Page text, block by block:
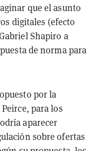
que el asunto
digitales (efecto
Shapiro a
de norma para
por la
para los
aparecer
sobre ofertas